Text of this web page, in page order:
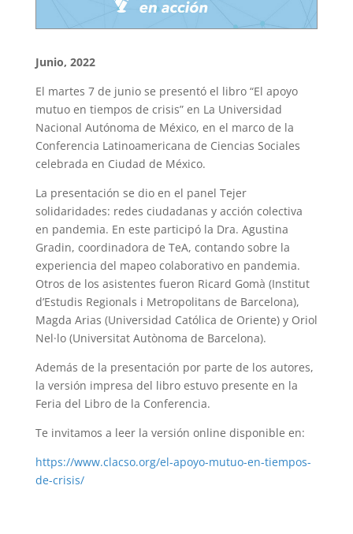
Junio, 2022
El martes 7 de junio se presentó el libro “El apoyo
mutuo en tiempos de crisis” en La Universidad
Nacional Autónoma de México, en el marco de la
Conferencia Latinoamericana de Ciencias Sociales
celebrada en Ciudad de México.
La presentación se dio en el panel Tejer
solidaridades: redes ciudadanas y acción colectiva
en pandemia. En este participó la Dra. Agustina
Gradin, coordinadora de TeA, contando sobre la
experiencia del mapeo colaborativo en pandemia.
Otros de los asistentes fueron Ricard Gomà (Institut
d’Estudis Regionals i Metropolitans de Barcelona),
Magda Arias (Universidad Católica de Oriente) y Oriol
Nel·lo (Universitat Autònoma de Barcelona).
Además de la presentación por parte de los autores,
la versión impresa del libro estuvo presente en la
Feria del Libro de la Conferencia.
Te invitamos a leer la versión online disponible en:
https://www.clacso.org/el-apoyo-mutuo-en-tiempos-
de-crisis/